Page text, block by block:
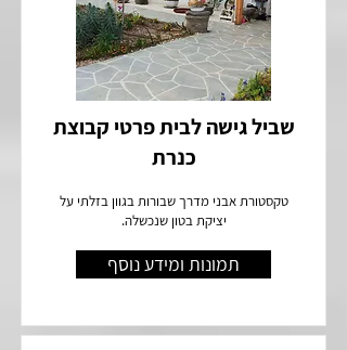
שביל גישה לבית פרטי קבוצת
כנרת
טקסטורת אבני מדרך שבורות בגוון בזלתי על
יציקת בטון שנכשלה.
תמונות ומידע נוסף